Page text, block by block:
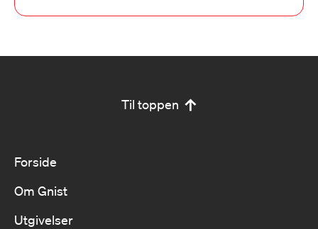
Til toppen
Forside
Om Gnist
Utgivelser